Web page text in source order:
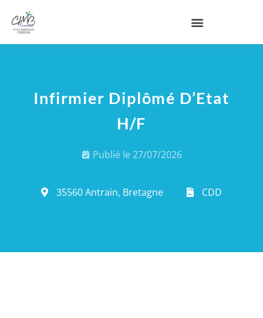
Infirmier Diplômé D’Etat
H/F
Publié le27/07/2026
35560 Antrain, Bretagne CDD